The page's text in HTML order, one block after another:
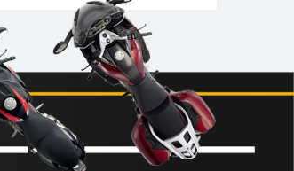
обслуговування, чи
які дозволять вам
гарантують оптимальну
продукцію HAVEN, ви
компонентами, які не
у ваш комфорт, безпеку та
для кожного, хто